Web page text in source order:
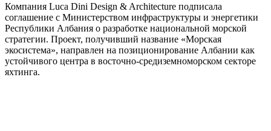
Компания Luca Dini Design & Architecture подписала
соглашение с Министерством инфраструктуры и энергетики
Республики Албания о разработке национальной морской
стратегии. Проект, получивший название «Морская
экосистема», направлен на позиционирование Албании как
устойчивого центра в восточно-средиземноморском секторе
яхтинга.